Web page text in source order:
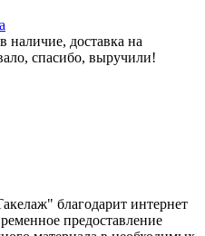
наличие, доставка на
спасибо, выручили!
благодарит интернет
предоставление